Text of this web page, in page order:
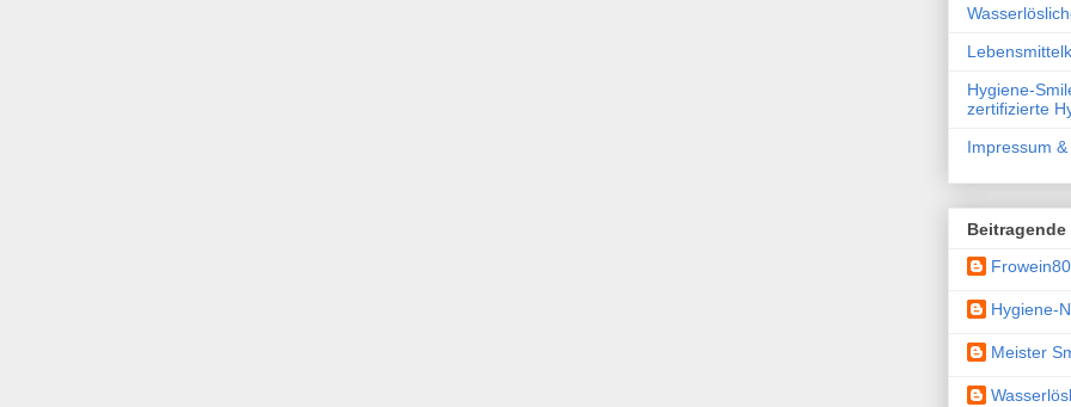
Hygiene-
zertifizierte
Impressum
Beitragende
Hygiene-
Meister